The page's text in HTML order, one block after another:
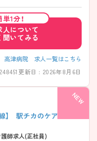
1分！
人について
聞いてみる
高津病院 求人一覧はこちら
更新日 : 2026年8月6日
】 駅チカのケアミック
師求人(正社員)